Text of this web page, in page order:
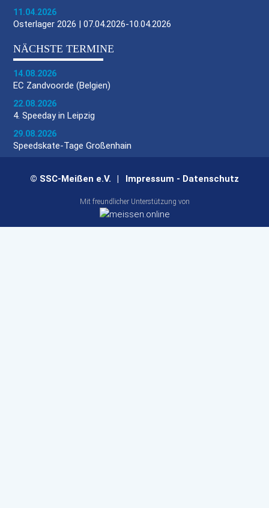
11.04.2026
Osterlager 2026 | 07.04.2026-10.04.2026
NÄCHSTE TERMINE
14.08.2026
EC Zandvoorde (Belgien)
22.08.2026
4. Speeday in Leipzig
29.08.2026
Speedskate-Tage Großenhain
© SSC-Meißen e.V. Impressum - Datenschutz
Mit freundlicher Unterstützung von